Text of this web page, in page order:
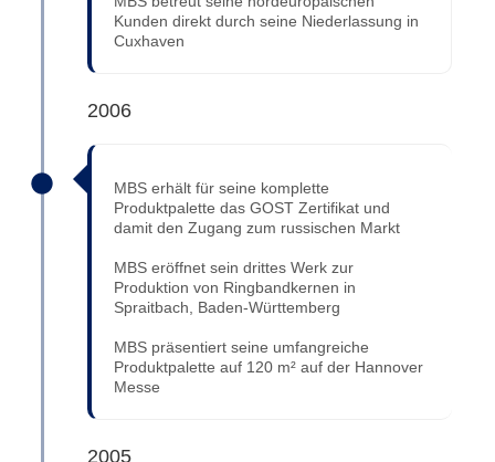
Kunden direkt durch seine Niederlassung in
Cuxhaven
2006
MBS erhält für seine komplette
Produktpalette das GOST Zertifikat und
damit den Zugang zum russischen Markt
MBS eröffnet sein drittes Werk zur
Produktion von Ringbandkernen in
Spraitbach, Baden-Württemberg
MBS präsentiert seine umfangreiche
Produktpalette auf 120 m² auf der Hannover
Messe
2005